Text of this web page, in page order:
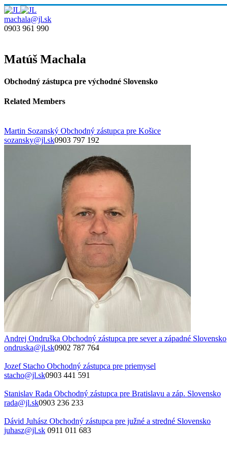
machala@jl.sk
0903 961 990
Matúš Machala
Obchodný zástupca pre východné Slovensko
Related Members
Martin Sozanský Obchodný zástupca pre Košice
sozansky@jl.sk0903 797 192
Andrej Ondruška Obchodný zástupca pre sever a západné Slovensko
ondruska@jl.sk0902 787 764
Jozef Stacho Obchodný zástupca pre priemysel
stacho@jl.sk0903 441 591
Stanislav Rada Obchodný zástupca pre Bratislavu a záp. Slovensko
rada@jl.sk0903 236 233
Dávid Juhász Obchodný zástupca pre južné a stredné Slovensko
juhasz@jl.sk 0911 011 683